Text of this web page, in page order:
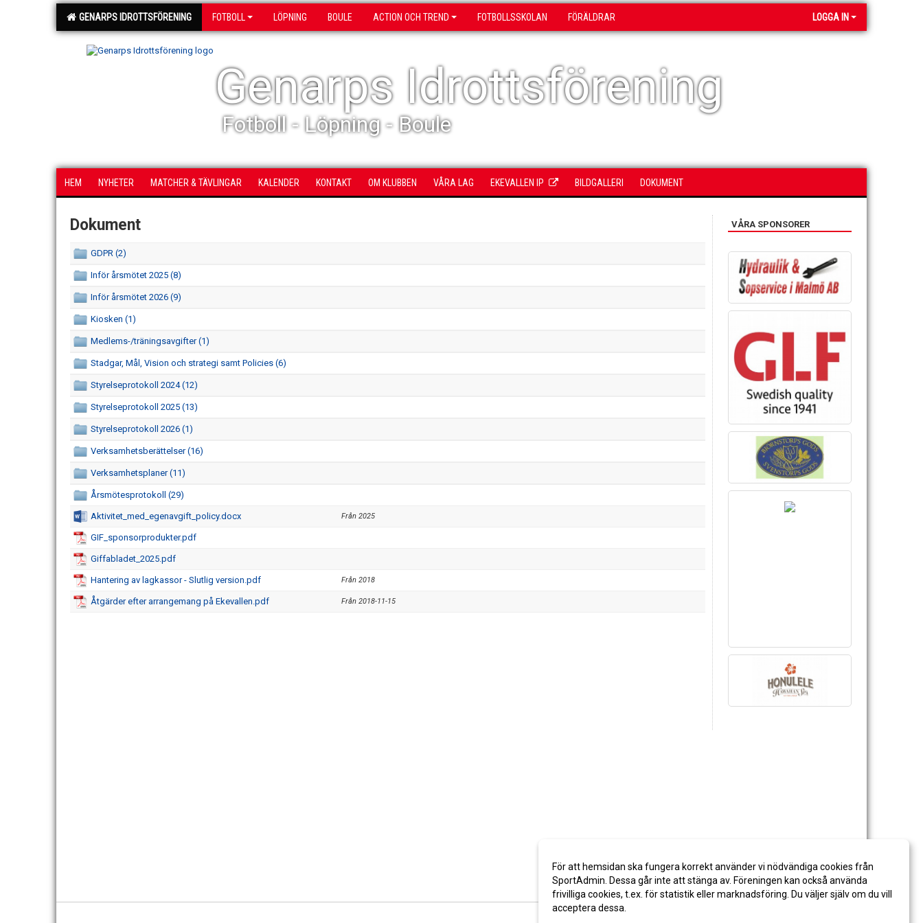
GENARPS IDROTTSFÖRENING FOTBOLL LÖPNING BOULE ACTION OCH TREND FOTBOLLSSKOLAN FÖRÄLDRAR LOGGA IN
Genarps Idrottsförening
Fotboll - Löpning - Boule
HEM NYHETER MATCHER & TÄVLINGAR KALENDER KONTAKT OM KLUBBEN VÅRA LAG EKEVALLEN IP BILDGALLERI DOKUMENT
Dokument
GDPR (2)
Inför årsmötet 2025 (8)
Inför årsmötet 2026 (9)
Kiosken (1)
Medlems-/träningsavgifter (1)
Stadgar, Mål, Vision och strategi samt Policies (6)
Styrelseprotokoll 2024 (12)
Styrelseprotokoll 2025 (13)
Styrelseprotokoll 2026 (1)
Verksamhetsberättelser (16)
Verksamhetsplaner (11)
Årsmötesprotokoll (29)
Aktivitet_med_egenavgift_policy.docx Från 2025
GIF_sponsorprodukter.pdf
Giffabladet_2025.pdf
Hantering av lagkassor - Slutlig version.pdf Från 2018
Åtgärder efter arrangemang på Ekevallen.pdf Från 2018-11-15
VÅRA SPONSORER
För att hemsidan ska fungera korrekt använder vi nödvändiga cookies från
SportAdmin. Dessa går inte att stänga av. Föreningen kan också använda
frivilliga cookies, t.ex. för statistik eller marknadsföring. Du väljer själv om du vill
acceptera dessa.